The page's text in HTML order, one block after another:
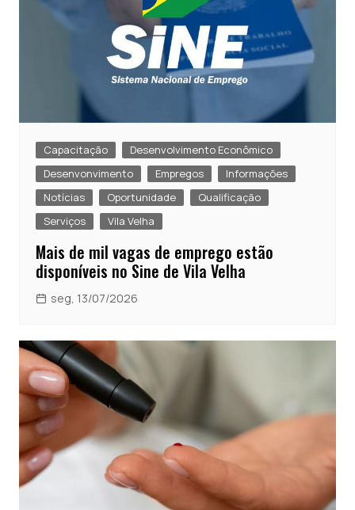
Capacitação
Desenvolvimento Econômico
Desenvonvimento
Empregos
Informações
Notícias
Oportunidade
Qualificação
Serviços
Vila Velha
Mais de mil vagas de emprego estão
disponíveis no Sine de Vila Velha
seg, 13/07/2026